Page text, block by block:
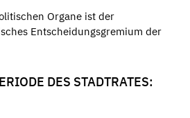
Organe ist der
Entscheidungsgremium der
DES STADTRATES: